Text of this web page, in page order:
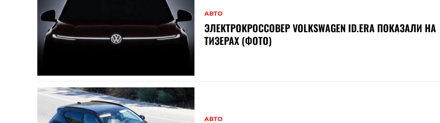
АВТО
ЭЛЕКТРОКРОССОВЕР VOLKSWAGEN ID.ERA ПОКАЗАЛИ НА
ТИЗЕРАХ (ФОТО)
АВТО